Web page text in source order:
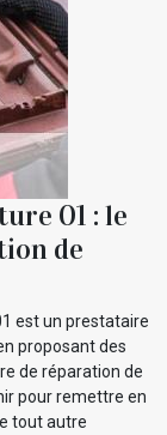
01 : le
de
est un prestataire
proposant des
de réparation de
pour remettre en
tout autre